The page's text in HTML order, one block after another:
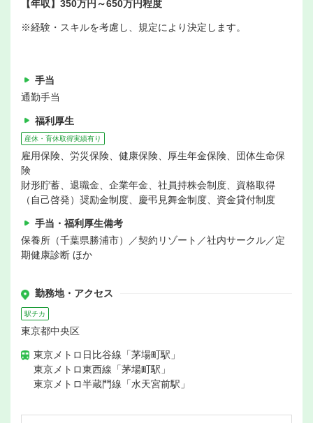
【年収】350万円～650万円程度
※経験・スキルを考慮し、規定により決定します。
手当
通勤手当
福利厚生
産休・育休取得実績有り
雇用保険、労災保険、健康保険、厚生年金保険、団体生命保
険
財形貯蓄、退職金、企業年金、社員持株会制度、資格取得
（自己啓発）奨励金制度、慶弔見舞金制度、資金貸付制度
手当・福利厚生備考
保養所（千葉県勝浦市）／契約リゾート／社内サークル／定
期健康診断 ほか
勤務地・アクセス
駅チカ
東京都中央区
東京メトロ日比谷線「茅場町駅」
東京メトロ東西線「茅場町駅」
東京メトロ半蔵門線「水天宮前駅」